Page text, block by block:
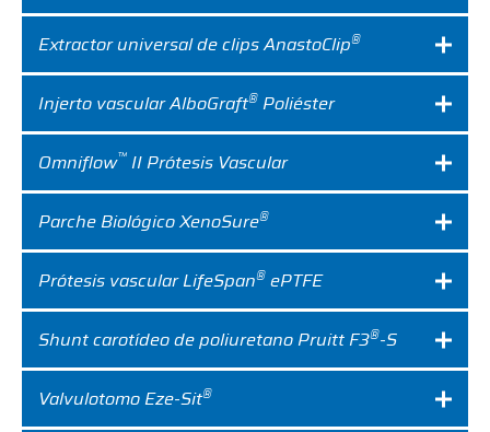
Extractor universal de clips AnastoClip®
Injerto vascular AlboGraft® Poliéster
Omniflow™ II Prótesis Vascular
Parche Biológico XenoSure®
Prótesis vascular LifeSpan® ePTFE
Shunt carotídeo de poliuretano Pruitt F3®-S
Valvulotomo Eze-Sit®